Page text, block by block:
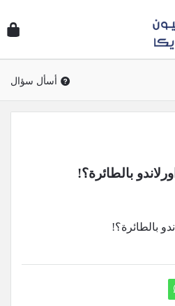
أسأل سؤال
بالطائرة؟!
بالطائرة؟!